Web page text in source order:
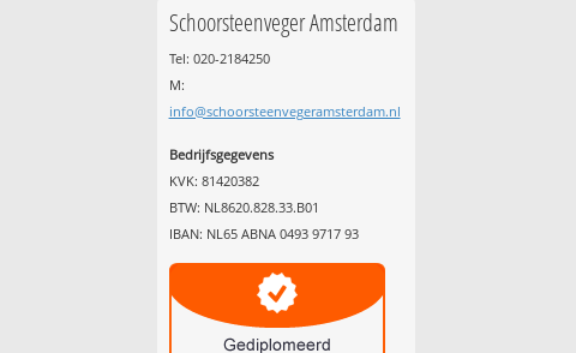
Schoorsteenveger Amsterdam
Tel: 020-2184250
M:
info@schoorsteenvegeramsterdam.nl
Bedrijfsgegevens
KVK: 81420382
BTW: NL8620.828.33.B01
IBAN: NL65 ABNA 0493 9717 93